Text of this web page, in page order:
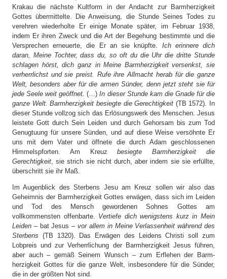
Krakau die nächste Kultform in der Andacht zur Barmherzigkeit
Gottes übermittelte. Die Anweisung, die Stunde Seines Todes zu
verehren wiederholte Er einige Monate später, im Februar 1938,
indem Er ihren Zweck und die Art der Begehung bestimmte und die
Versprechen erneuerte, die Er an sie knüpfte. Ich erinnere dich
daran, Meine Tochter, dass du, so oft du die Uhr die dritte Stunde
schlagen hörst, dich ganz in Meine Barmherzigkeit versenkst, sie
verherrlichst und sie preist. Rufe ihre Allmacht herab für die ganze
Welt, besonders aber für die armen Sünder, denn jetzt steht sie für
jede Seele weit geöffnet. (…)In dieser Stunde kam die Gnade für die
ganze Welt. Barmherzigkeit besiegte die Gerechtigkeit (TB 1572). In
dieser Stunde vollzog sich das Erlösungswerk des Menschen. Jesus
leistete Gott durch Sein Leiden und durch Gehorsam bis zum Tod
Genugtuung für unsere Sünden, und auf diese Weise versöhnte Er
uns mit dem Vater und öffnete die durch Adam geschlossenen
Himmelspforten. Am Kreuzbesiegte Barmherzigkeit die
Gerechtigkeit, sie strich sie nicht durch, aber indem sie sie erfüllte,
überschritt sie ihr Maß.
Im Augenblick des Sterbens Jesu am Kreuz sollen wir also das
Geheimnis der Barmherzigkeit Gottes erwägen, dass sich im Leiden
und Tod des Mensch gewordenen Sohnes Gottes am
vollkommensten offenbarte. Vertiefe dich wenigstens kurz in Mein
Leiden – bat Jesus –vor allem in Meine Verlassenheit während des
Sterbens (TB 1320). Das Erwägen des Leidens Christi soll zum
Lobpreis und zur Verherrlichung der Barmherzigkeit Jesus führen,
aber auch – gemäß Seinem Wunsch – zum Erflehen der Barm-
herzigkeit Gottes für die ganze Welt, insbesondere für die Sünder,
die in der größten Not sind.